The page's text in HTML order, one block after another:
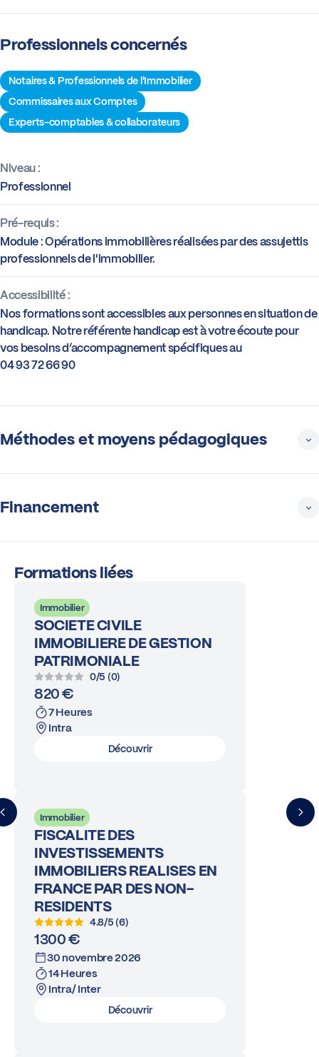
Professionnels concernés
Notaires & Professionnels de l'Immobilier
Commissaires aux Comptes
Experts-comptables & collaborateurs
Niveau :
Professionnel
Pré-requis :
Module : Opérations immobilières réalisées par des assujettis
professionnels de l'immobilier.
Accessibilité :
Nos formations sont accessibles aux personnes en situation de
handicap. Notre référente handicap est à votre écoute pour
vos besoins d’accompagnement spécifiques au
04 93 72 66 90
Méthodes et moyens pédagogiques
Financement
Formations liées
Immobilier
SOCIETE CIVILE
IMMOBILIERE DE GESTION
PATRIMONIALE
0/5 (0)
820 €
7 Heures
Intra
Découvrir
Immobilier
FISCALITE DES
INVESTISSEMENTS
IMMOBILIERS REALISES EN
FRANCE PAR DES NON-
RESIDENTS
4.8/5 (6)
1300 €
30 novembre 2026
14 Heures
Intra/ Inter
Découvrir